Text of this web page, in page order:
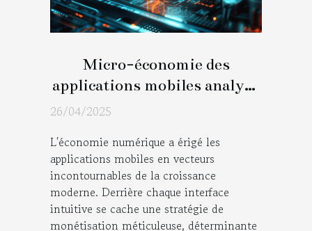
Micro-économie des
applications mobiles analyse
des modèles de revenus
26/04/2025
L'économie numérique a érigé les
applications mobiles en vecteurs
incontournables de la croissance
moderne. Derrière chaque interface
intuitive se cache une stratégie de
monétisation méticuleuse, déterminante